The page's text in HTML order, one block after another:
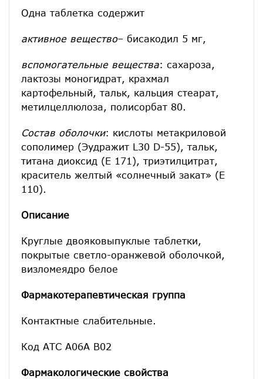
Одна таблетка содержит
активное вещество– бисакодил 5 мг,
вспомогательные вещества: сахароза,
лактозы моногидрат, крахмал
картофельный, тальк, кальция стеарат,
метилцеллюлоза, полисорбат 80.
Состав оболочки: кислоты метакриловой
сополимер (Эудражит L 30 D-55), тальк,
титана диоксид (Е 171), триэтилцитрат,
краситель желтый «солнечный закат» (Е
110).
Описание
Круглые двояковыпуклые таблетки,
покрытые светло-оранжевой оболочкой,
визломеядро белое
Фармакотерапевтическая группа
Контактные слабительные.
Код АТС А06А В02
Фармакологические свойства